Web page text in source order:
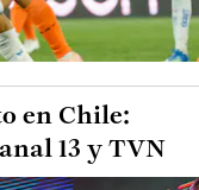
en Chile:
13 y TVN